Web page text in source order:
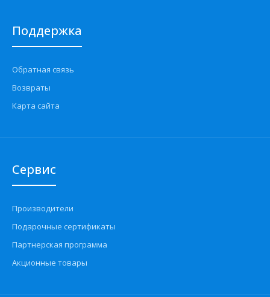
Поддержка
Обратная связь
Возвраты
Карта сайта
Сервис
Производители
Подарочные сертификаты
Партнерская программа
Акционные товары